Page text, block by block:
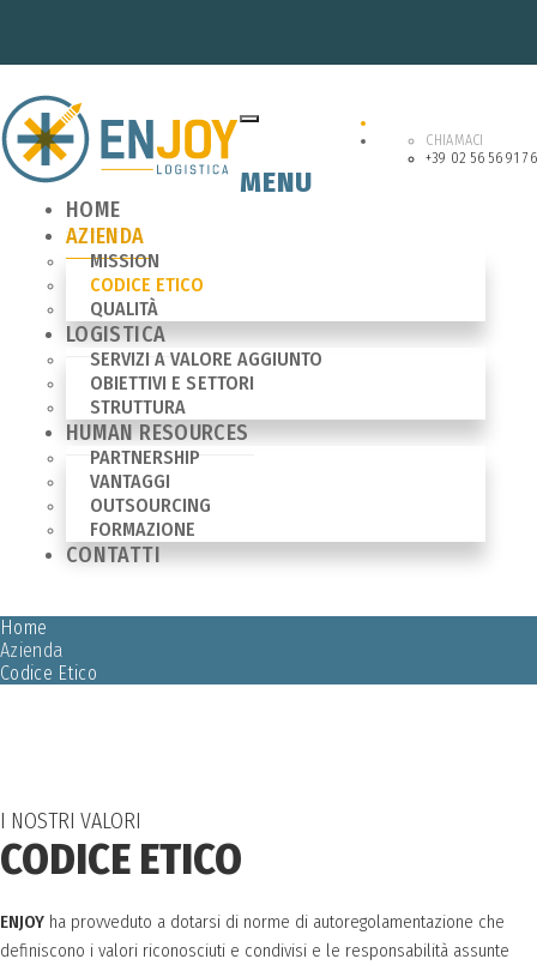
CHIAMACI
+39 02 56 56 91 76
MENU
HOME
AZIENDA
MISSION
CODICE ETICO
QUALITÀ
LOGISTICA
SERVIZI A VALORE AGGIUNTO
OBIETTIVI E SETTORI
STRUTTURA
HUMAN RESOURCES
PARTNERSHIP
VANTAGGI
OUTSOURCING
FORMAZIONE
CONTATTI
Home
Azienda
Codice Etico
I NOSTRI VALORI
CODICE ETICO
ENJOY ha provveduto a dotarsi di norme di autoregolamentazione che
definiscono i valori riconosciuti e condivisi e le responsabilità assunte